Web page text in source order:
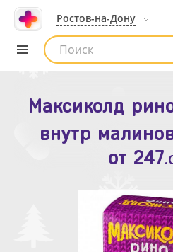
Ростов-на-Дону
Список аптек
Максиколд
внутр
от 247
Зодак таб.
от109